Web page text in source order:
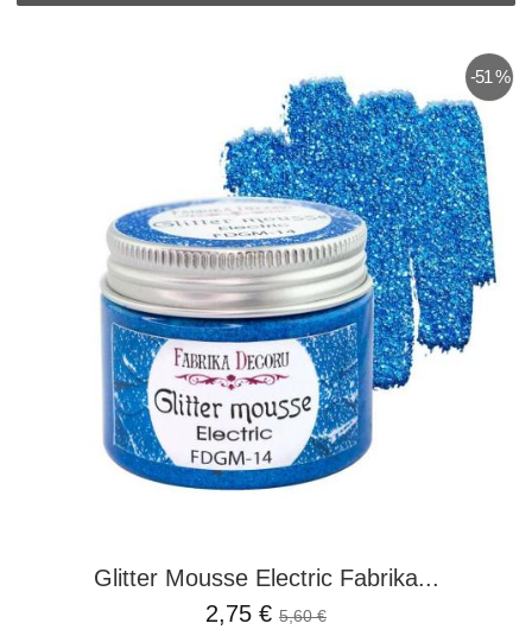
-51 %
Glitter Mousse Electric Fabrika...
2,75 € 5,60 €